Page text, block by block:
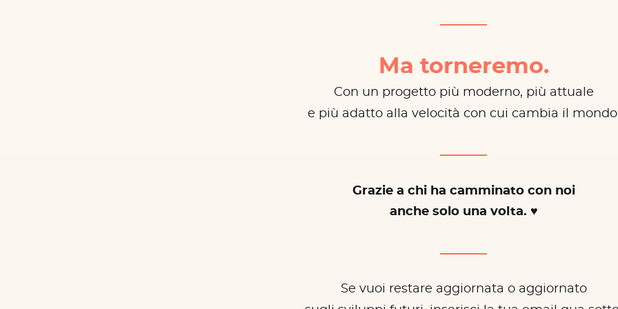
Ma torneremo.
Con un progetto più moderno, più attuale
e più adatto alla velocità con cui cambia il
Grazie a chi ha camminato con noi
anche solo una volta. ♥
Se vuoi restare aggiornata o aggiornato